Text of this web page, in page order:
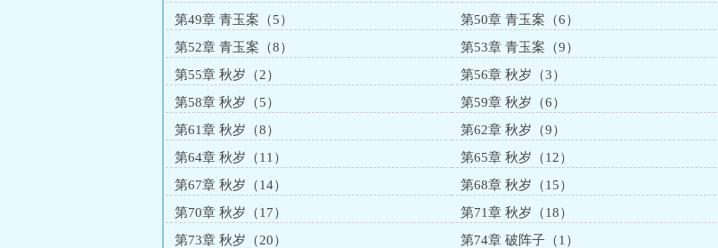
第49章 青玉案（5）
第50章 青玉案（6）
第52章 青玉案（8）
第53章 青玉案（9）
第55章 秋岁（2）
第56章 秋岁（3）
第58章 秋岁（5）
第59章 秋岁（6）
第61章 秋岁（8）
第62章 秋岁（9）
第64章 秋岁（11）
第65章 秋岁（12）
第67章 秋岁（14）
第68章 秋岁（15）
第70章 秋岁（17）
第71章 秋岁（18）
第73章 秋岁（20）
第74章 破阵子（1）